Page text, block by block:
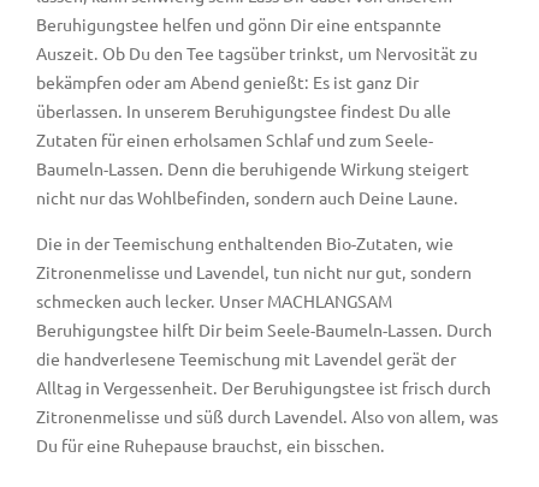
Beruhigungstee helfen und gönn Dir eine entspannte
Auszeit. Ob Du den Tee tagsüber trinkst, um Nervosität zu
bekämpfen oder am Abend genießt: Es ist ganz Dir
überlassen. In unserem Beruhigungstee findest Du alle
Zutaten für einen erholsamen Schlaf und zum Seele-
Baumeln-Lassen. Denn die beruhigende Wirkung steigert
nicht nur das Wohlbefinden, sondern auch Deine Laune.
Die in der Teemischung enthaltenden Bio-Zutaten, wie
Zitronenmelisse und Lavendel, tun nicht nur gut, sondern
schmecken auch lecker. Unser MACHLANGSAM
Beruhigungstee hilft Dir beim Seele-Baumeln-Lassen. Durch
die handverlesene Teemischung mit Lavendel gerät der
Alltag in Vergessenheit. Der Beruhigungstee ist frisch durch
Zitronenmelisse und süß durch Lavendel. Also von allem, was
Du für eine Ruhepause brauchst, ein bisschen.